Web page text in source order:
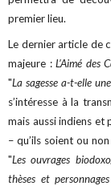
premier lieu.
Le dernier article de
majeure :L’Aimé des
"La sagesse a-t-elle
s’intéresse à la
mais aussi indiens et
– qu’ils soient ou
"Les ouvrages
thèses et